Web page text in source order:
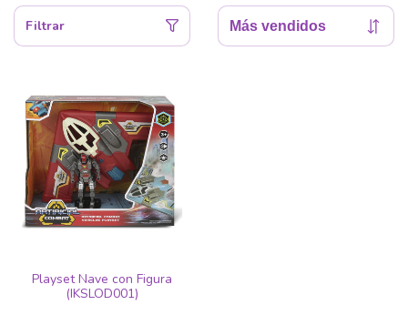
Filtrar
Playset Nave con Figura
(IKSLOD001)